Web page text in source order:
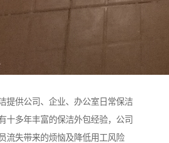
提供公司、企业、办公室日常保洁
十多年丰富的保洁外包经验，公司
流失带来的烦恼及降低用工风险